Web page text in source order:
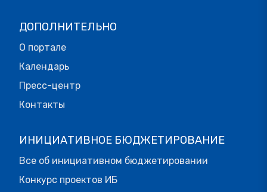
ДОПОЛНИТЕЛЬНО
О портале
Календарь
Пресс-центр
Контакты
ИНИЦИАТИВНОЕ БЮДЖЕТИРОВАНИЕ
Все об инициативном бюджетировании
Конкурс проектов ИБ